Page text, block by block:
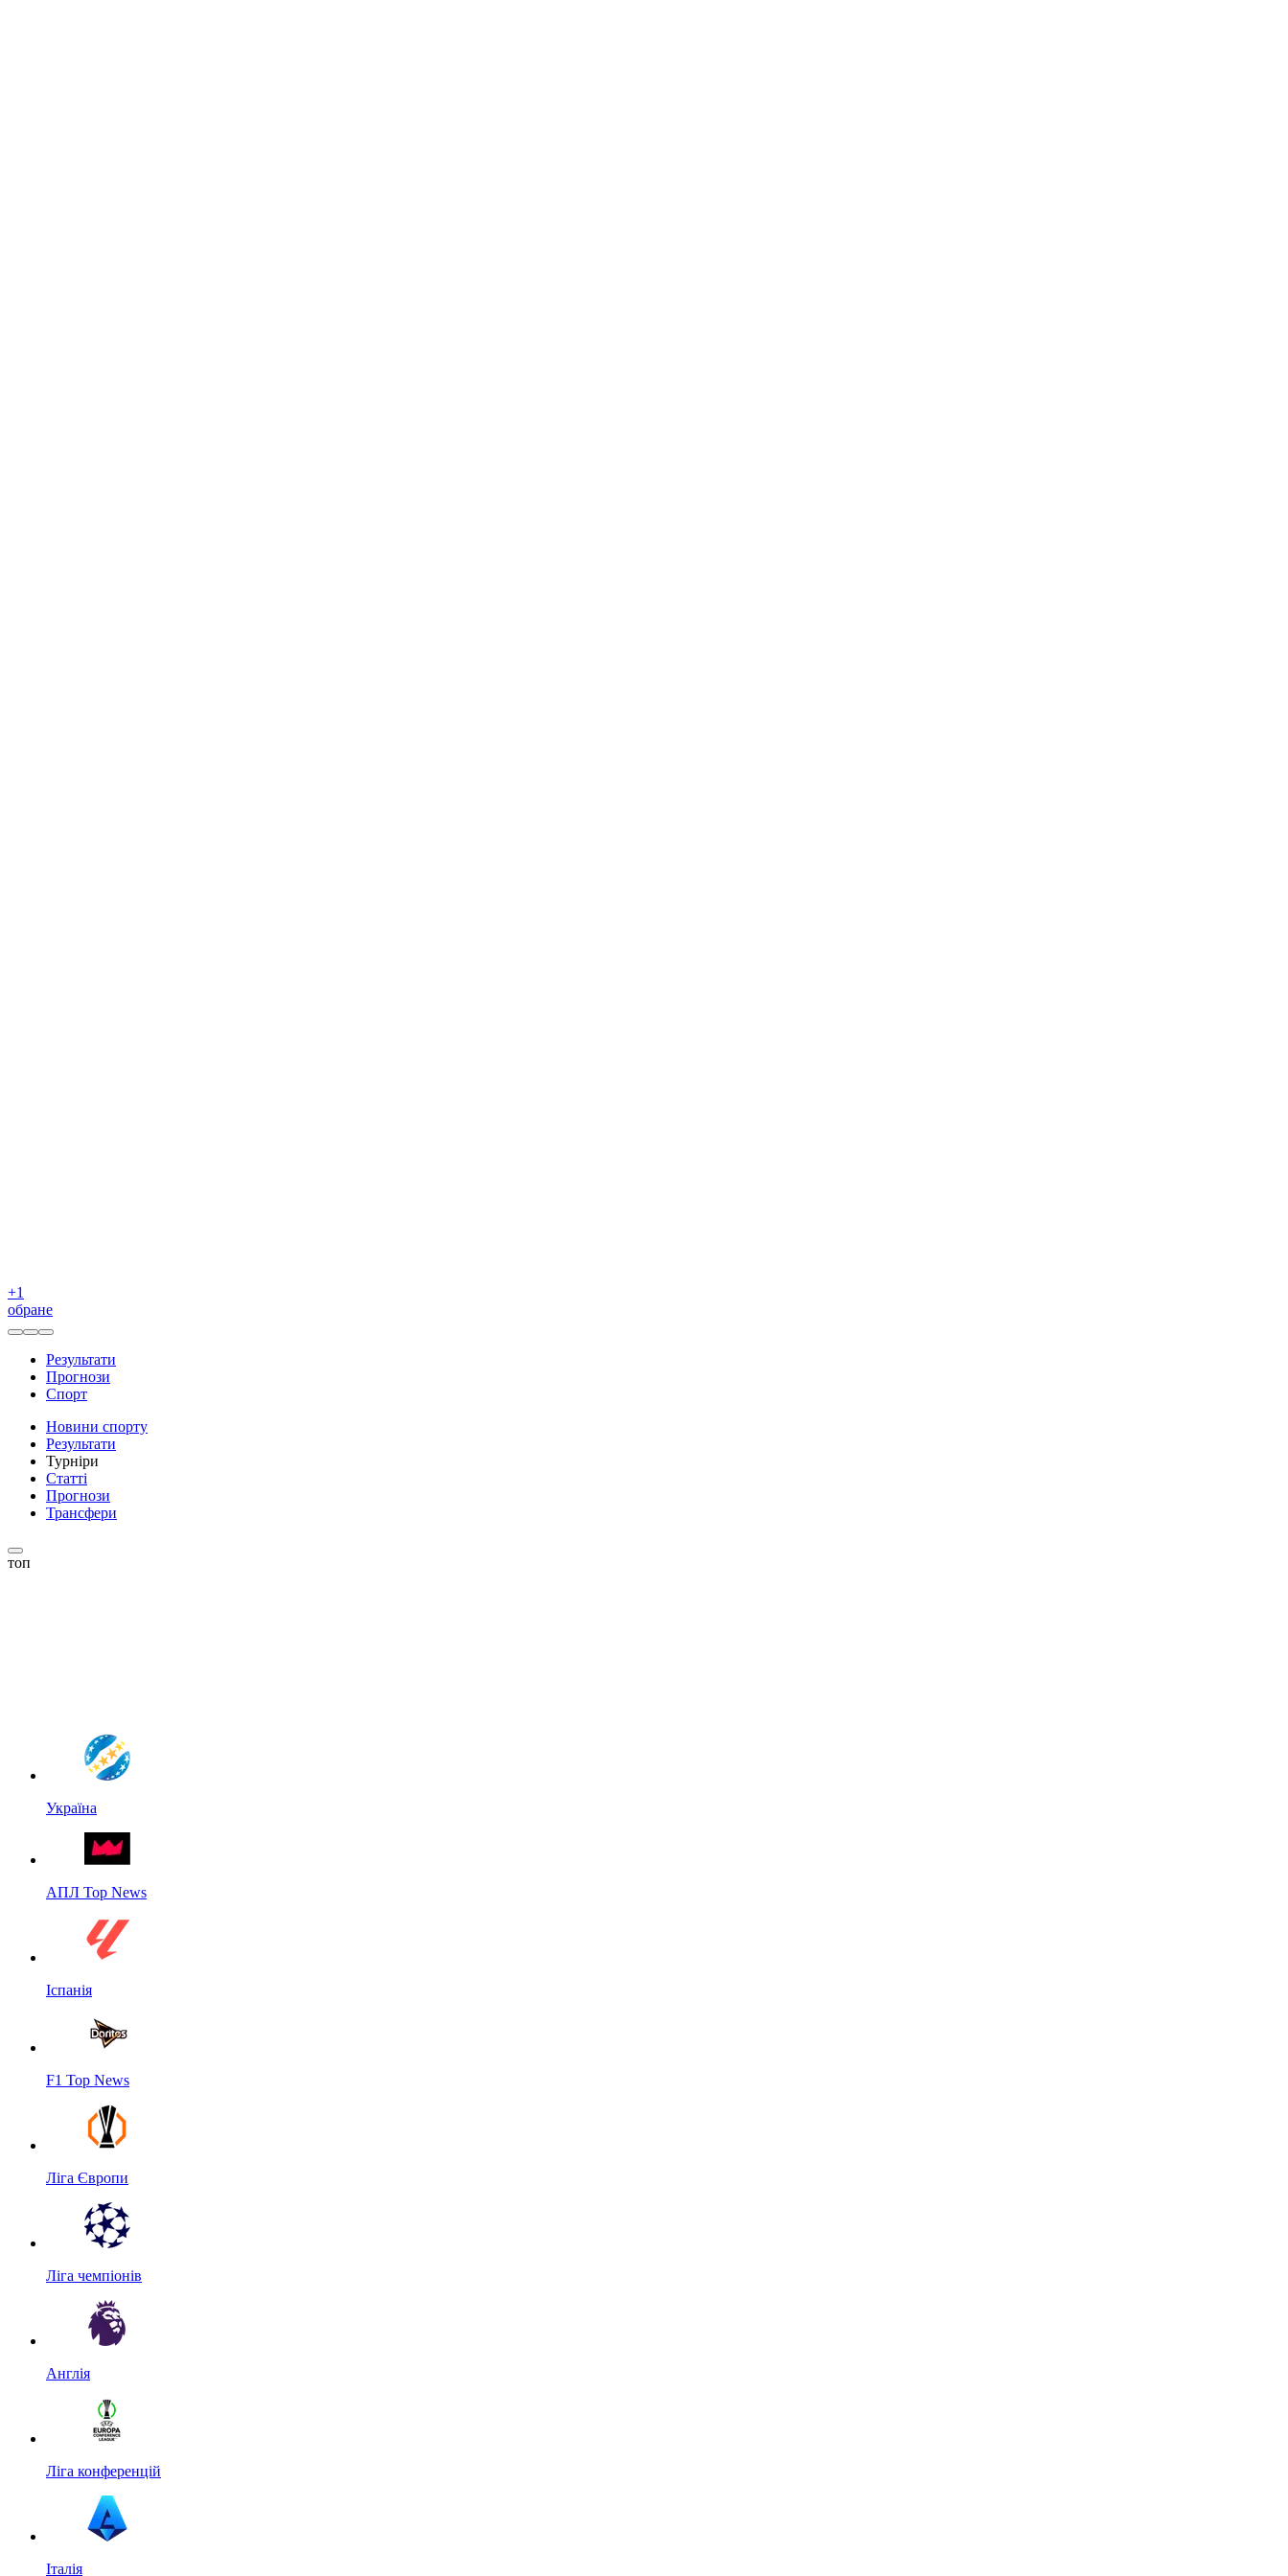
+1
обране
Результати
Прогнози
Спорт
Новини спорту
Результати
Турніри
Статті
Прогнози
Трансфери
топ
Україна
АПЛ Top News
Іспанія
F1 Top News
Ліга Європи
Ліга чемпіонів
Англія
Ліга конференцій
Італія